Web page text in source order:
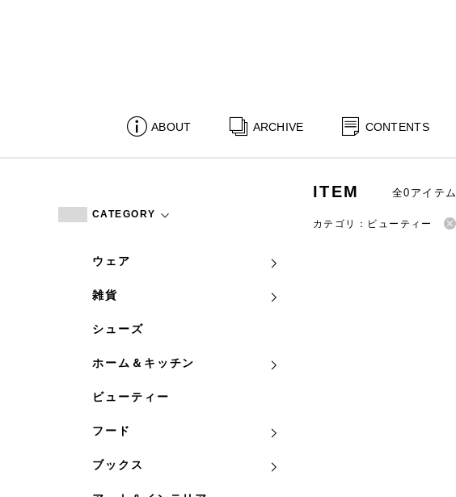
ABOUT ARCHIVE CONTENTS
CATEGORY
ウェア
雑貨
シューズ
ホーム＆キッチン
ビューティー
フード
ブックス
ITEM 全0アイテム
カテゴリ：ビューティー